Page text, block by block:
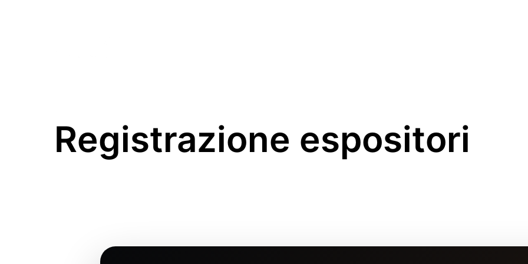
Registrazione espositori